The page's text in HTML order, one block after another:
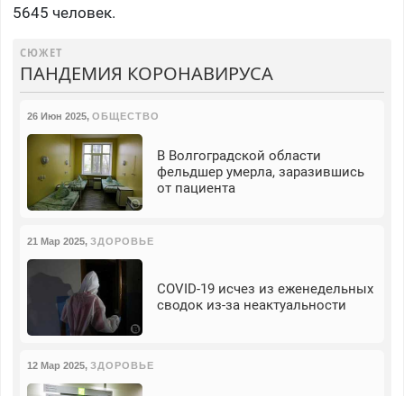
5645 человек.
СЮЖЕТ
ПАНДЕМИЯ КОРОНАВИРУСА
26 Июн 2025, ОБЩЕСТВО
В Волгоградской области
фельдшер умерла, заразившись
от пациента
21 Мар 2025, ЗДОРОВЬЕ
COVID-19 исчез из еженедельных
сводок из-за неактуальности
12 Мар 2025, ЗДОРОВЬЕ